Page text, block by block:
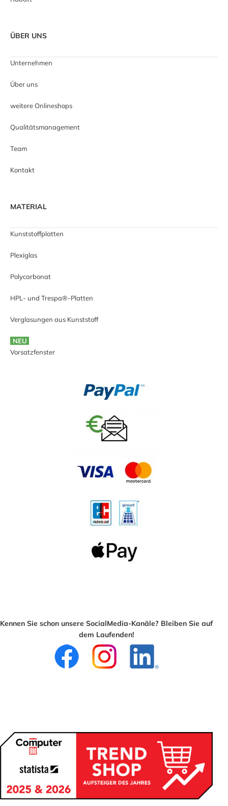
ÜBER UNS
Unternehmen
Über uns
weitere Onlineshops
Qualitätsmanagement
Team
Kontakt
MATERIAL
Kunststoffplatten
Plexiglas
Polycarbonat
HPL- und Trespa®-Platten
Verglasungen aus Kunststoff
NEU
Vorsatzfenster
Kennen Sie schon unsere SocialMedia-Kanäle? Bleiben Sie auf
dem Laufenden!